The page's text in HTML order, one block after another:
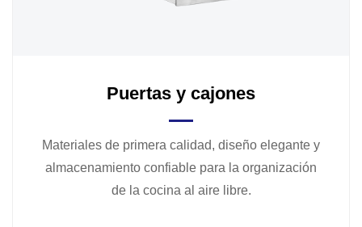
Puertas y cajones
Materiales de primera calidad, diseño elegante y
almacenamiento confiable para la organización
de la cocina al aire libre.